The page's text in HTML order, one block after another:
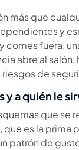
más que
y
comes fuera,
abre al
de
a quién le
que se
es la prima
patrón de